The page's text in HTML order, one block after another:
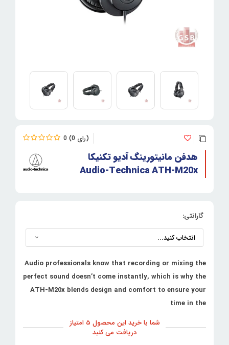
0 0
هدفن مانیتورینگ آدیو تکنیکا
Audio-Technica ATH-M20x
گارانتی:
Audio professionals know that recording or mixing the
perfect sound doesn’t come instantly, which is why the
ATH-M20x blends design and comfort to ensure your
time in the
شما با خرید این محصول 5 امتیاز
دریافت می کنید